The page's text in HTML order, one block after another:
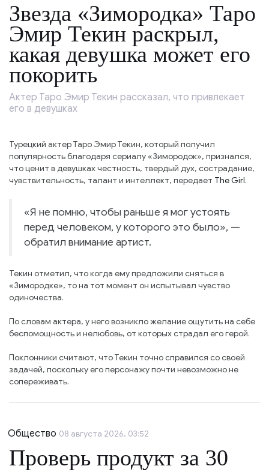
Звезда «Зимородка» Таро
Эмир Текин раскрыл,
какая девушка может его
покорить
Актер Таро Эмир Текин рассказал, что привлекает
его в девушках
Турецкий актер Таро Эмир Текин, который получил
популярность благодаря сериалу «Зимородок», признался,
что ценит в девушках честность, твердый дух, сострадание,
чувствительность, талант и интеллект, передает The Girl.
«Я не помню, чтобы раньше я мог устоять
перед человеком, у которого это было», —
обратил внимание артист.
Текин отметил, что когда ему предложили сняться в
«Зимородке», то на тот момент он испытывал чувство
одиночества.
По словам актера, у него возникло желание ощутить на себе
беспомощность и нелюбовь, от которых страдал его герой.
Поклонники считают, что Текин точно справился со своей
задачей, поскольку его персонажу почти невозможно не
сопереживать.
Общество 08 августа 2026, 03:52
Проверь продукт за 30